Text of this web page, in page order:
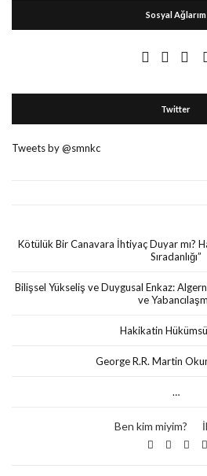
Sosyal Ağlarım
Twitter
Tweets by @smnkc
Kötülük Bir Canavara İhtiyaç Duyar mı?
Sıradanlığı”
Bilişsel Yükseliş ve Duygusal Enkaz:
ve
Hakikatin
George R.R. Martin
…
Ben kim miyim?